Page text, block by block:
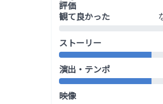
評価
観て良かった
ストーリー
演出・テンポ
映像